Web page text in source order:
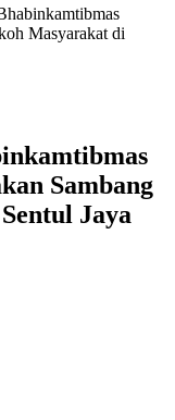
Masyarakat di
Sambang
Jaya